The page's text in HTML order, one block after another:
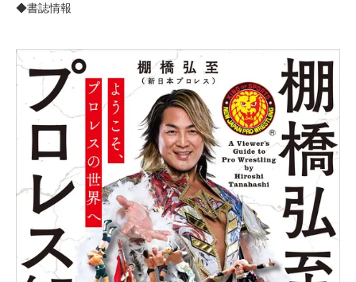
◆書誌情報